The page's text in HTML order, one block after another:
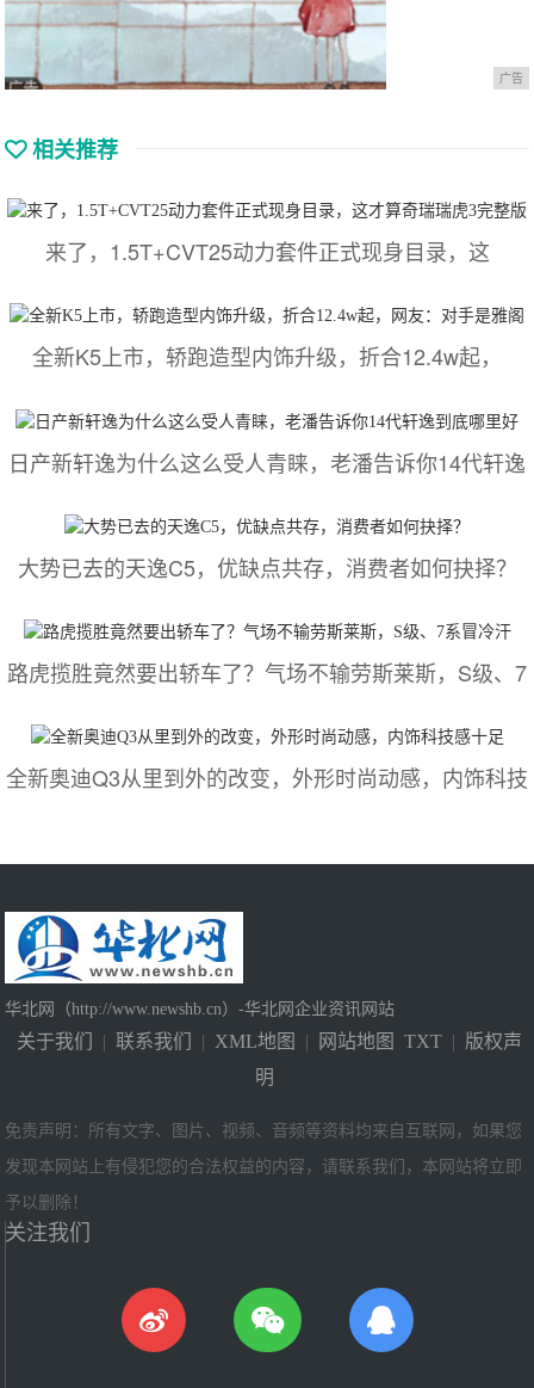
广告
相关推荐
来了，1.5T+CVT25动力套件正式现身目录，这
全新K5上市，轿跑造型内饰升级，折合12.4w起，
日产新轩逸为什么这么受人青睐，老潘告诉你14代轩逸
大势已去的天逸C5，优缺点共存，消费者如何抉择？
路虎揽胜竟然要出轿车了？气场不输劳斯莱斯，S级、7
全新奥迪Q3从里到外的改变，外形时尚动感，内饰科技
华北网（http://www.newshb.cn）-华北网企业资讯网站
关于我们 | 联系我们 | XML地图 | 网站地图 TXT | 版权声
明
免责声明：所有文字、图片、视频、音频等资料均来自互联网，如果您
发现本网站上有侵犯您的合法权益的内容，请联系我们，本网站将立即
予以删除！
关注我们